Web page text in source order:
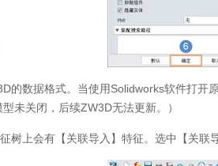
的数据格式。当使用Solidworks软件打
未关闭，后续ZW3D无法更新。）
树上会有【关联导入】特征。选中【关